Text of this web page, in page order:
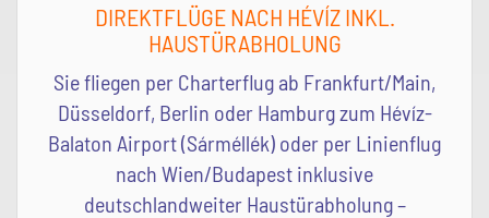
DIREKTFLÜGE NACH HÉVÍZ INKL.
HAUSTÜRABHOLUNG
Sie fliegen per Charterflug ab Frankfurt/Main,
Düsseldorf, Berlin oder Hamburg zum Hévíz-
Balaton Airport (Sárméllék) oder per Linienflug
nach Wien/Budapest inklusive
deutschlandweiter Haustürabholung –